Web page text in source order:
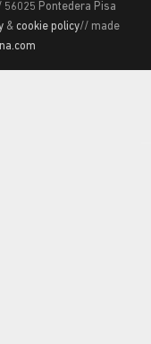
Pontedera Pisa
& cookie policy// made